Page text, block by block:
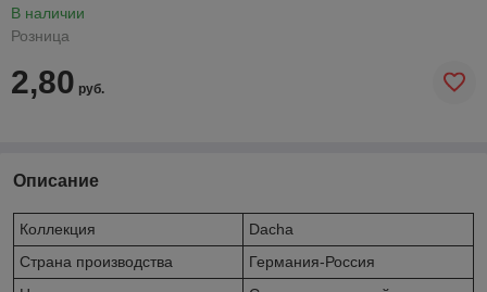
В наличии
Розница
2,80 руб.
Описание
Коллекция
Dacha
Страна производства
Германия-Россия